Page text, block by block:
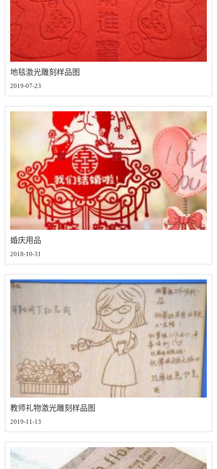
地毯激光雕刻样品图
2019-07-23
婚庆用品
2018-10-31
教师礼物激光雕刻样品图
2019-11-13